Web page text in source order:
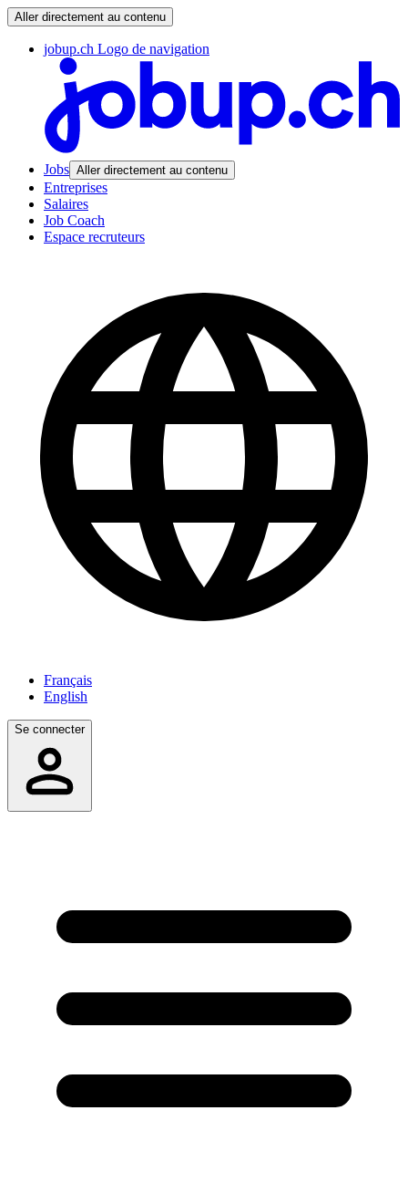
Aller directement au contenu
jobup.ch Logo de navigation
Jobs Aller directement au contenu
Entreprises
Salaires
Job Coach
Espace recruteurs
Français
English
Se connecter